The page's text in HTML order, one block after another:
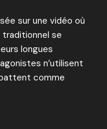
sur une vidéo où
se
longues
n’utilisent
comme